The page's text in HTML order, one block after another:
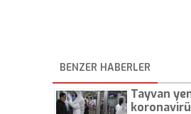
BENZER HABERLER
Tayvan